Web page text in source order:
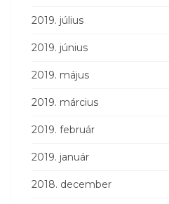
2019. július
2019. június
2019. május
2019. március
2019. február
2019. január
2018. december